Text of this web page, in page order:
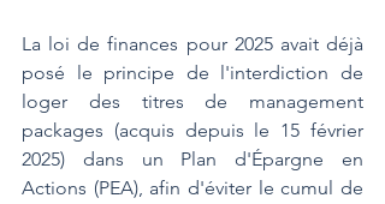
La loi de finances pour 2025 avait déjà
posé le principe de l'interdiction de
loger des titres de management
packages (acquis depuis le 15 février
2025) dans un Plan d'Épargne en
Actions (PEA), afin d'éviter le cumul de